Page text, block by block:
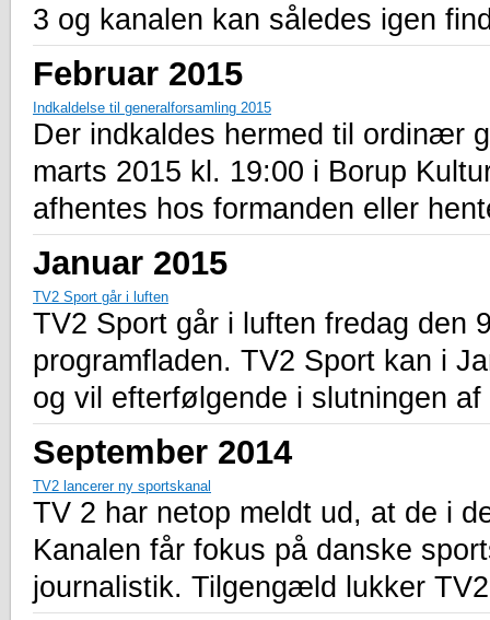
3 og kanalen kan således igen
Februar 2015
Indkaldelse til generalforsamling 2015
Der indkaldes hermed til ordinær
marts 2015 kl. 19:00 i Borup
afhentes hos formanden eller
Januar 2015
TV2 Sport går i luften
TV2 Sport går i luften fredag den
programfladen. TV2 Sport kan i
og vil efterfølgende i slutningen
September 2014
TV2 lancerer ny sportskanal
TV 2 har netop meldt ud, at de i
Kanalen får fokus på danske
journalistik. Tilgengæld lukker